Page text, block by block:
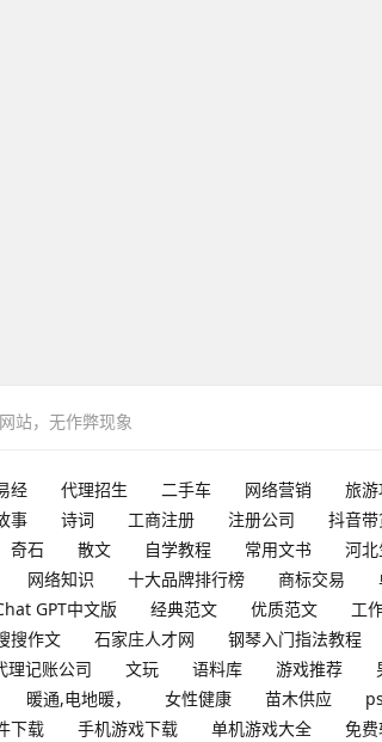
站，无作弊现象
经 代理招生 二手车 网络营销 旅
事 诗词 工商注册 注册公司 抖音
奇石 散文 自学教程 常用文书 河
网络知识 十大品牌排行榜 商标交易
GPT中文版 经典范文 优质范文 工
搜作文 石家庄人才网 钢琴入门指法教程
理记账公司 文玩 语料库 游戏推荐
暖通,电地暖， 女性健康 苗木供应
下载 手机游戏下载 单机游戏大全 免